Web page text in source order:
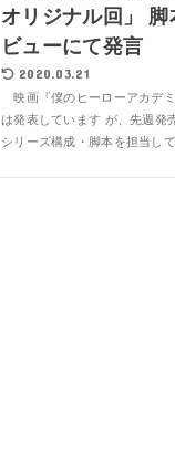
オリジナル回」
ビューにて発言
2020.03.21
映画『僕のヒーローアカデ
は発表しています が、先週発
シリーズ構成・脚本を担当し